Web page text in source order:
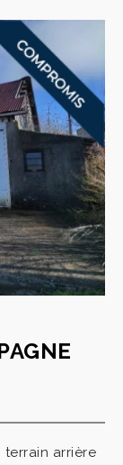
terrain arrière